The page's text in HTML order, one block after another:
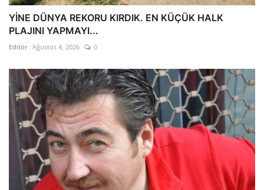
YİNE DÜNYA REKORU KIRDIK. EN KÜÇÜK HALK
PLAJINI YAPMAYI...
Editör Ağustos 4, 2026 0